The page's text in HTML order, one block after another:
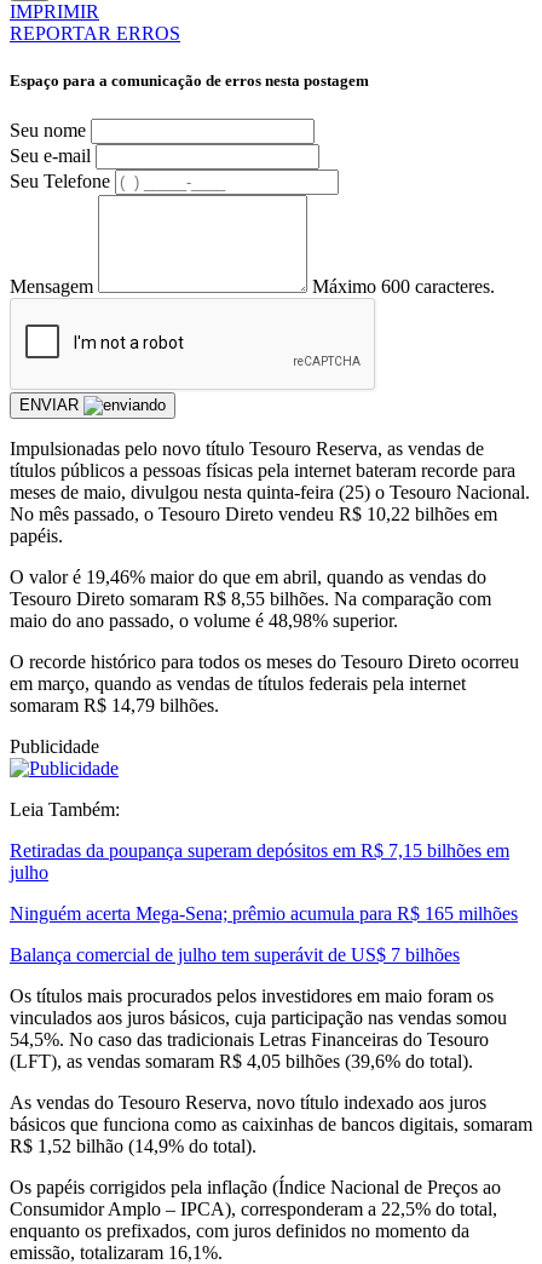
IMPRIMIR
REPORTAR ERROS
Espaço para a comunicação de erros nesta postagem
Seu nome
Seu e-mail
Seu Telefone
Mensagem Máximo 600 caracteres.
ENVIAR
Impulsionadas pelo novo título Tesouro Reserva, as vendas de
títulos públicos a pessoas físicas pela internet bateram recorde para
meses de maio, divulgou nesta quinta-feira (25) o Tesouro Nacional.
No mês passado, o Tesouro Direto vendeu R$ 10,22 bilhões em
papéis.
O valor é 19,46% maior do que em abril, quando as vendas do
Tesouro Direto somaram R$ 8,55 bilhões. Na comparação com
maio do ano passado, o volume é 48,98% superior.
O recorde histórico para todos os meses do Tesouro Direto ocorreu
em março, quando as vendas de títulos federais pela internet
somaram R$ 14,79 bilhões.
Publicidade
Leia Também:
Retiradas da poupança superam depósitos em R$ 7,15 bilhões em
julho
Ninguém acerta Mega-Sena; prêmio acumula para R$ 165 milhões
Balança comercial de julho tem superávit de US$ 7 bilhões
Os títulos mais procurados pelos investidores em maio foram os
vinculados aos juros básicos, cuja participação nas vendas somou
54,5%. No caso das tradicionais Letras Financeiras do Tesouro
(LFT), as vendas somaram R$ 4,05 bilhões (39,6% do total).
As vendas do Tesouro Reserva, novo título indexado aos juros
básicos que funciona como as caixinhas de bancos digitais, somaram
R$ 1,52 bilhão (14,9% do total).
Os papéis corrigidos pela inflação (Índice Nacional de Preços ao
Consumidor Amplo – IPCA), corresponderam a 22,5% do total,
enquanto os prefixados, com juros definidos no momento da
emissão, totalizaram 16,1%.